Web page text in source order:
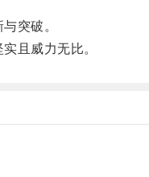
突破。
且威力无比。